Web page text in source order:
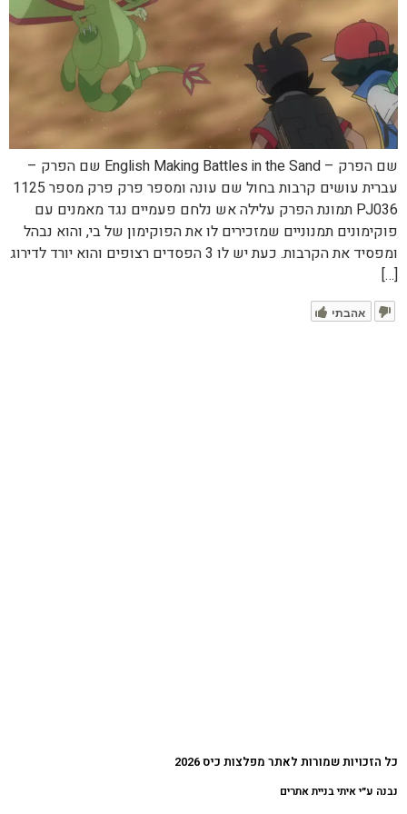
שם הפרק – English Making Battles in the Sand שם הפרק –
עברית עושים קרבות בחול שם עונה ומספר פרק פרק מספר 1125
PJ036 תמונת הפרק עלילה אש נלחם פעמיים נגד מאמנים עם
פוקימונים תמנוניים שמזכירים לו את הפוקימון של בי, והוא נבהל
ומפסיד את הקרבות. כעת יש לו 3 הפסדים רצופים והוא יורד לדירוג
[…]
אהבתי
כל הזכויות שמורות לאתר מפלצות כיס 2026
נבנה ע״י איתי בניית אתרים